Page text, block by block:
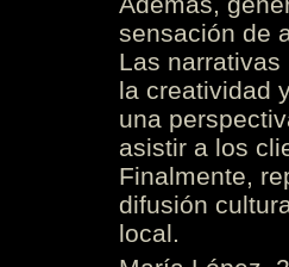
sensación de
Las
la creatividad
una
asistir a los
Finalmente,
difusión
local.